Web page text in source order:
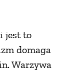
jest to
domaga
Warzywa